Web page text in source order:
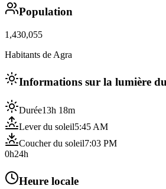
Population
1,430,055
Habitants de Agra
Informations sur la lumière
Durée13h 18m
Lever du soleil5:45 AM
Coucher du soleil7:03 PM
0h24h
Heure locale